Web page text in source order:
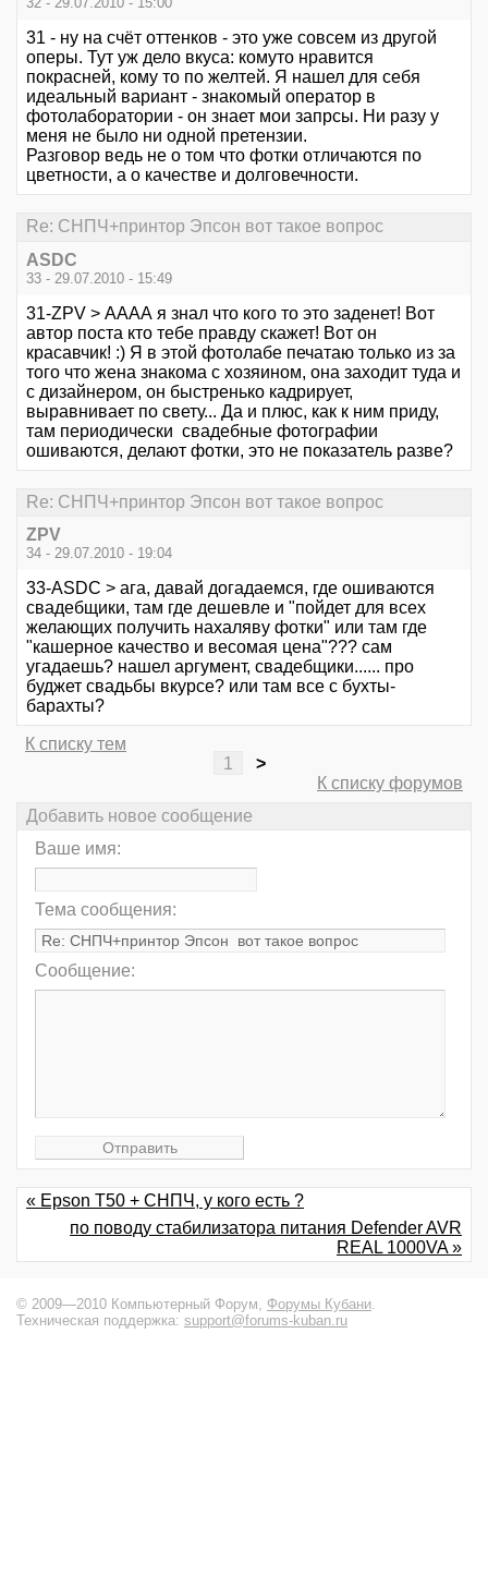
31 - ну на счёт оттенков - это уже совсем из другой
оперы. Тут уж дело вкуса: комуто нравится
покрасней, кому то по желтей. Я нашел для себя
идеальный вариант - знакомый оператор в
фотолаборатории - он знает мои запрсы. Ни разу у
меня не было ни одной претензии.
Разговор ведь не о том что фотки отличаются по
цветности, а о качестве и долговечности.
Re: СНПЧ+принтор Эпсон вот такое вопрос
ASDC
33 - 29.07.2010 - 15:49
31-ZPV > АААА я знал что кого то это заденет! Вот
автор поста кто тебе правду скажет! Вот он
красавчик! :) Я в этой фотолабе печатаю только из за
того что жена знакома с хозяином, она заходит туда и
с дизайнером, он быстренько кадрирует,
выравнивает по свету... Да и плюс, как к ним приду,
там периодически свадебные фотографии
ошиваются, делают фотки, это не показатель разве?
Re: СНПЧ+принтор Эпсон вот такое вопрос
ZPV
34 - 29.07.2010 - 19:04
33-ASDC > ага, давай догадаемся, где ошиваются
свадебщики, там где дешевле и "пойдет для всех
желающих получить нахаляву фотки" или там где
"кашерное качество и весомая цена"??? сам
угадаешь? нашел аргумент, свадебщики...... про
буджет свадьбы вкурсе? или там все с бухты-
барахты?
К списку тем
1
>
К списку форумов
Добавить новое сообщение
Ваше имя:
Тема сообщения:
Сообщение:
« Epson Т50 + СНПЧ, у кого есть ?
по поводу стабилизатора питания Defender AVR
REAL 1000VA »
© 2009—2010 Компьютерный Форум, Форумы Кубани.
Техническая поддержка: support@forums-kuban.ru